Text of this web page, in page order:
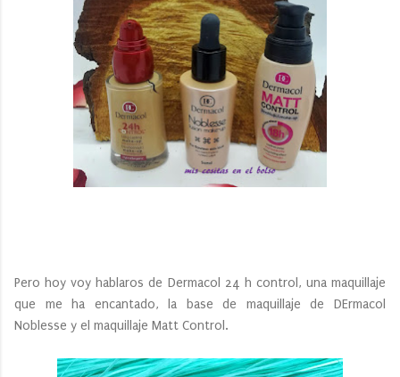
Pero hoy voy hablaros de Dermacol 24 h control, una maquillaje
que me ha encantado, la base de maquillaje de DErmacol
Noblesse y el maquillaje Matt Control.